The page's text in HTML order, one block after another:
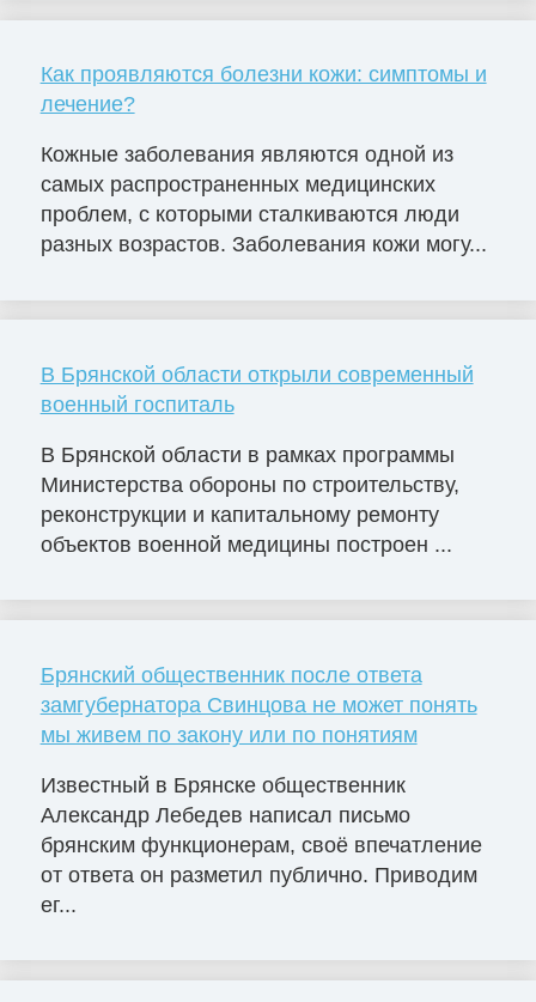
Как проявляются болезни кожи: симптомы и
лечение?
Кожные заболевания являются одной из
самых распространенных медицинских
проблем, с которыми сталкиваются люди
разных возрастов. Заболевания кожи могу...
В Брянской области открыли современный
военный госпиталь
В Брянской области в рамках программы
Министерства обороны по строительству,
реконструкции и капитальному ремонту
объектов военной медицины построен ...
Брянский общественник после ответа
замгубернатора Свинцова не может понять
мы живем по закону или по понятиям
Известный в Брянске общественник
Александр Лебедев написал письмо
брянским функционерам, своё впечатление
от ответа он разметил публично. Приводим
ег...